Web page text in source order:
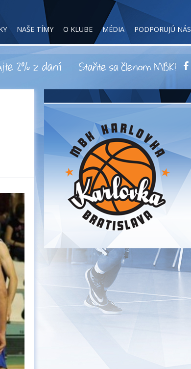
NAŠE TÍMY O KLUBE MÉDIA PODPORUJÚ NÁS